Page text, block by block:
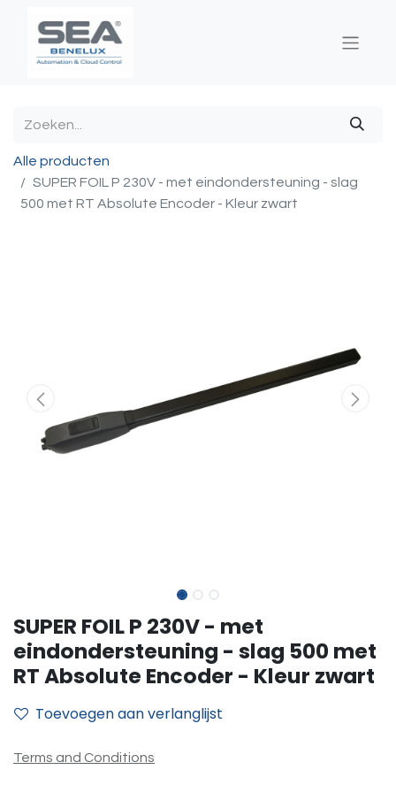
Alle producten
SUPER FOIL P 230V - met eindondersteuning - slag
500 met RT Absolute Encoder - Kleur zwart
SUPER FOIL P 230V - met
eindondersteuning - slag 500 met
RT Absolute Encoder - Kleur zwart
Toevoegen aan verlanglijst
Terms and Conditions